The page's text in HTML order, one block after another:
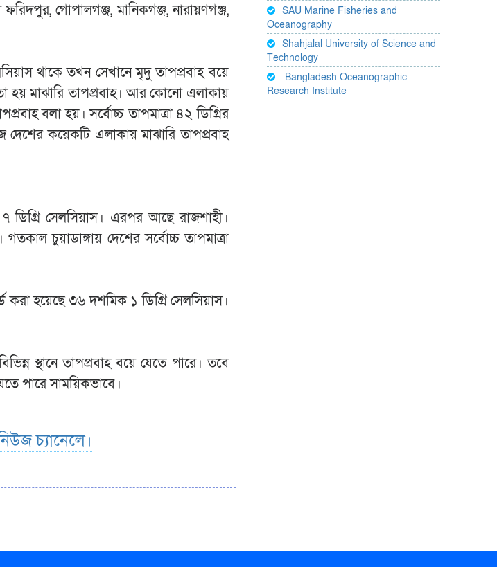
গোপালগঞ্জ, মানিকগঞ্জ, নারায়ণগঞ্জ,
থাকে তখন সেখানে মৃদু তাপপ্রবাহ বয়ে
হয় মাঝারি তাপপ্রবাহ। আর কোনো এলাকায়
বলা হয়। সর্বোচ্চ তাপমাত্রা ৪২ ডিগ্রির
কয়েকটি এলাকায় মাঝারি তাপপ্রবাহ
ডিগ্রি সেলসিয়াস। এরপর আছে রাজশাহী।
চুয়াডাঙ্গায় দেশের সর্বোচ্চ তাপমাত্রা
করা হয়েছে ৩৬ দশমিক ১ ডিগ্রি সেলসিয়াস।
স্থানে তাপপ্রবাহ বয়ে যেতে পারে। তবে
পারে সাময়িকভাবে।
চ্যানেলে।
SAU Marine Fisheries and
Oceanography
Shahjalal University of Science and
Technology
Bangladesh Oceanographic
Research Institute